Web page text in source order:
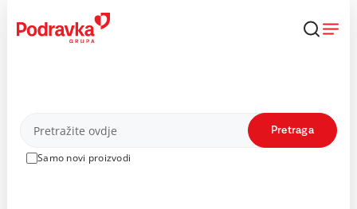
content
Proizvodi
Samo novi proizvodi
Pretraga